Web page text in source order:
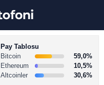
Pay Tablosu
Bitcoin
59,0%
Ethereum
10,5%
Altcoinler
30,6%